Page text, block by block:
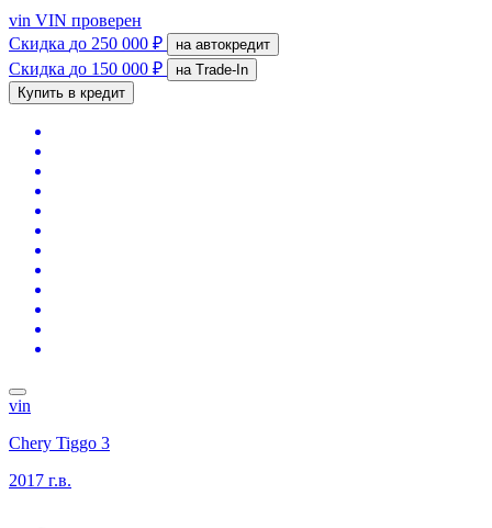
vin VIN проверен
Скидка до 250 000 ₽ на автокредит
Скидка до 150 000 ₽
на Trade-In
Купить в кредит
vin
Chery Tiggo 3
2017 г.в.